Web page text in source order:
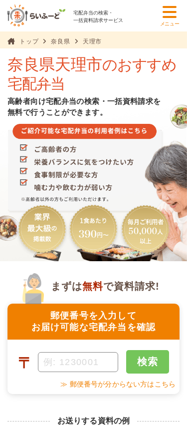
宅配弁当の検索・
一括資料請求サービス
メニュー
トップ 奈良県 天理市
奈良県天理市のおすすめ
宅配弁当
高齢者向け宅配弁当の検索・一括資料請求を
無料で行うことができます。
郵便番号を入力して
お届け可能な宅配弁当を確認
まずは無料で資料請求!
〒 検索
≫ 郵便番号が分からない方はこちら
お送りする資料の例